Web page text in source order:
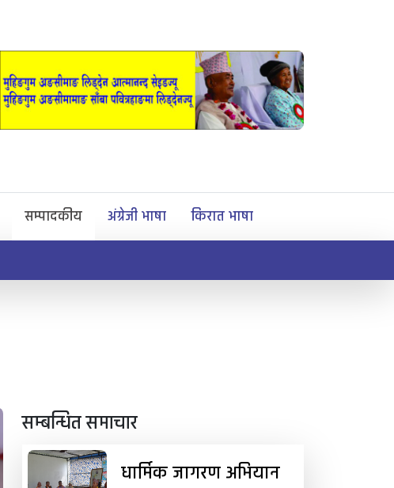
सम्पादकीय अंग्रेजी भाषा किरात भाषा
सम्बन्धित समाचार
धार्मिक जागरण अभियान